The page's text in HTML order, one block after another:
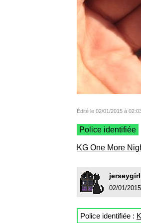
Édité le 02/01/2015 à
Police identifiée
KG One More
jerseygirl
02/01/
Police identifiée :